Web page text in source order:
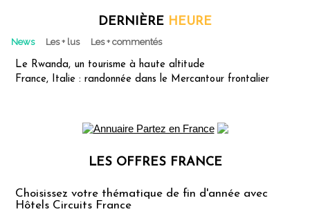
DERNIÈRE HEURE
News Les + lus Les + commentés
Le Rwanda, un tourisme à haute altitude
France, Italie : randonnée dans le Mercantour frontalier
LES OFFRES FRANCE
Choisissez votre thématique de fin d'année avec
Hôtels Circuits France